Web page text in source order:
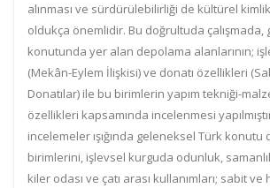
alınması ve sürdürülebilirliği de kültürel kimlik
oldukça önemlidir. Bu doğrultuda çalışmada,
konutunda yer alan depolama alanlarının;
(Mekân-Eylem İlişkisi) ve donatı özellikleri
Donatılar) ile bu birimlerin yapım tekniği-
özellikleri kapsamında incelenmesi
incelemeler ışığında geleneksel Türk konutu
birimlerini, işlevsel kurguda odunluk,
kiler odası ve çatı arası kullanımları; sabit